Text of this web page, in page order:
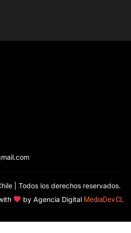
| Todos los derechos reservados.
by Agencia Digital MediaDev.CL